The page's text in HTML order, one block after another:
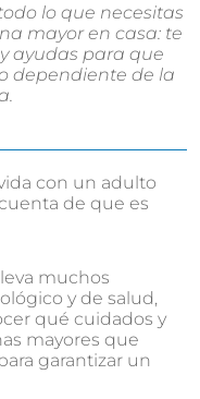
lo que necesitas
mayor en casa: te
ayudas para que
dependiente de la
con un adulto
de que es
muchos
y de salud,
qué cuidados y
mayores que
garantizar un